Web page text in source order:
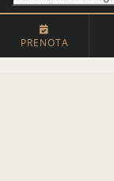
PRENOTA